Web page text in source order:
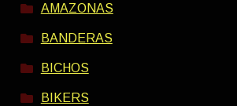
AMAZONAS
BANDERAS
BICHOS
BIKERS